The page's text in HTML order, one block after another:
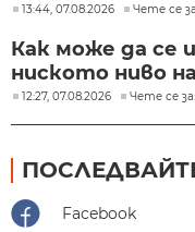
13:44, 07.08.2026 Чете се
Как може да се
ниското ниво
12:27, 07.08.2026 Чете се
Facebook